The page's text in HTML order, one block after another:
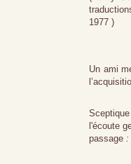
1977 )
Un ami
l'écoute
passage :